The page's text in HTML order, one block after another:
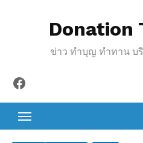
Donation
ข่าว ทำบุญ ทำทาน บ
Facebook